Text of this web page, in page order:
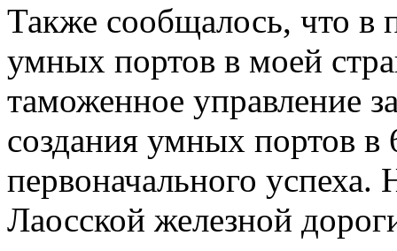
Также сообщалось, что в
умных портов в моей
таможенное управление
создания умных портов
первоначального
Лаосской железной